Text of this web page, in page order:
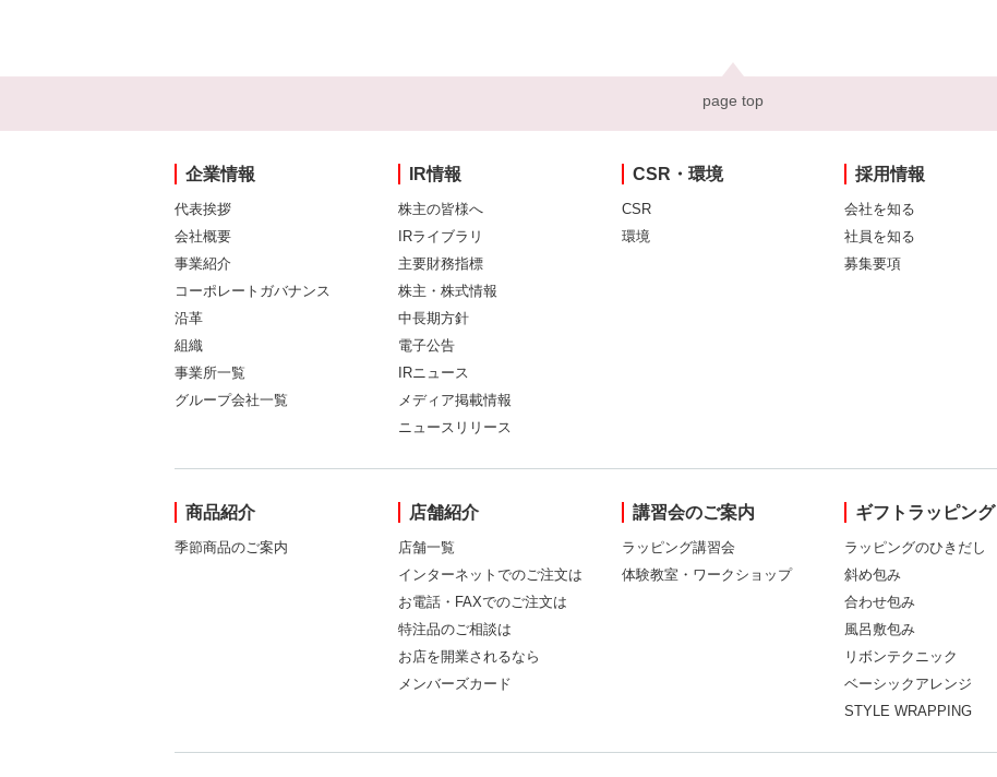
page top
企業情報
代表挨拶
会社概要
事業紹介
コーポレートガバナンス
沿革
組織
事業所一覧
グループ会社一覧
IR情報
株主の皆様へ
IRライブラリ
主要財務指標
株主・株式情報
中長期方針
電子公告
IRニュース
メディア掲載情報
ニュースリリース
CSR・環境
CSR
環境
採用情報
会社を知る
社員を知る
募集要項
商品紹介
季節商品のご案内
店舗紹介
店舗一覧
インターネットでのご注文は
お電話・FAXでのご注文は
特注品のご相談は
お店を開業されるなら
メンバーズカード
講習会のご案内
ラッピング講習会
体験教室・ワークショップ
ギフトラッピング
ラッピングのひきだし
斜め包み
合わせ包み
風呂敷包み
リボンテクニック
ベーシックアレンジ
STYLE WRAPPING